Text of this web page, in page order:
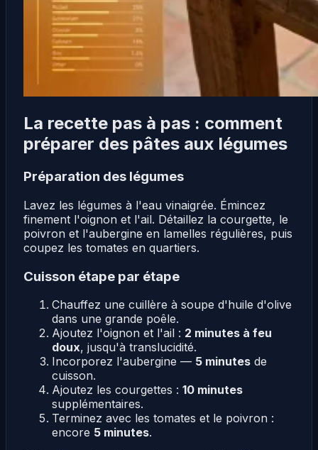
La recette pas à pas : comment
préparer des pâtes aux légumes
Préparation des légumes
Lavez les légumes à l'eau vinaigrée. Émincez
finement l'oignon et l'ail. Détaillez la courgette, le
poivron et l'aubergine en lamelles régulières, puis
coupez les tomates en quartiers.
Cuisson étape par étape
Chauffez une cuillère à soupe d'huile d'olive
dans une grande poêle.
Ajoutez l'oignon et l'ail : 2 minutes à feu
doux, jusqu'à translucidité.
Incorporez l'aubergine — 5 minutes de
cuisson.
Ajoutez les courgettes : 10 minutes
supplémentaires.
Terminez avec les tomates et le poivron :
encore 5 minutes.